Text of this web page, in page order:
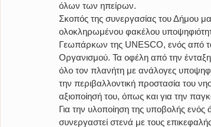
όλων των ηπείρων.
Σκοπός της συνεργασίας του Δήμου
ολοκληρωμένου φακέλου
Γεωπάρκων της UNESCO, ενός από
Οργανισμού. Τα οφέλη από την ένταξη
όλο τον πλανήτη με ανάλογες
την περιβαλλοντική προστασία του
αξιοποίησή του, όπως και για την
Για την υλοποίηση της υποβολής
συνεργαστεί στενά με τους